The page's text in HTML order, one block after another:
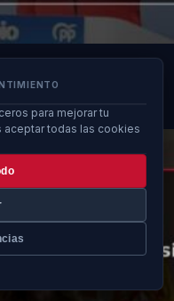
para mejorar tu
aceptar todas las cookies
2030 si no tiene